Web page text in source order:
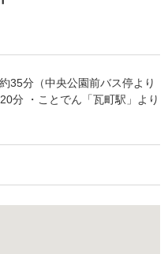
35分（中央公園前バス停より
分 ・ことでん「瓦町駅」より